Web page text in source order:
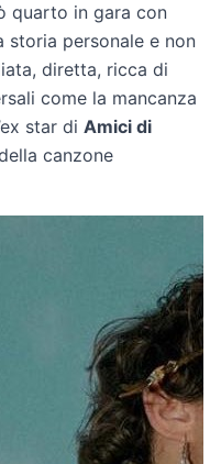
quarto in gara con
storia personale e non
diretta, ricca di
come la mancanza
star di Amici di
canzone